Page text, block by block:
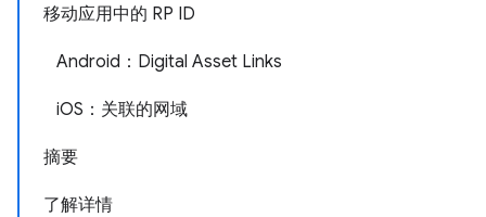
移动应用中的 RP ID
Android：Digital Asset Links
iOS：关联的网域
摘要
了解详情